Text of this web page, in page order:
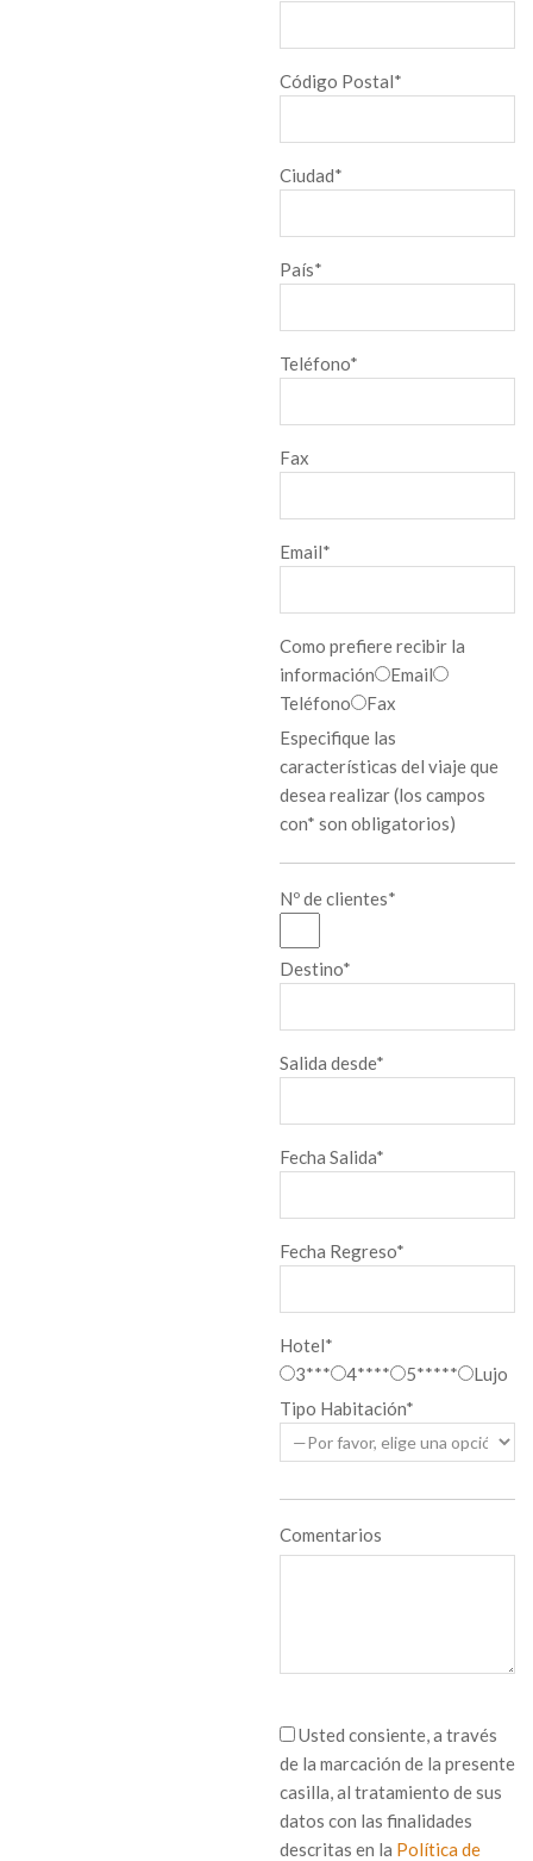
Código Postal*
Ciudad*
País*
Teléfono*
Fax
Email*
Como prefiere recibir la
información
Email
Teléfono
Fax
Especifique las
características del viaje que
desea realizar (los campos
con* son obligatorios)
Nº de clientes*
Destino*
Salida desde*
Fecha Salida*
Fecha Regreso*
Hotel*
3***
4**** 5*****
Lujo
Tipo Habitación*
Comentarios
Usted consiente, a través
de la marcación de la presente
casilla, al tratamiento de sus
datos con las finalidades
descritas en la Política de